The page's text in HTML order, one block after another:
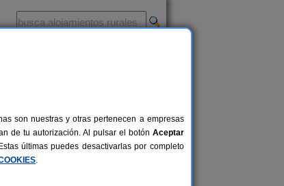
son nuestras y otras pertenecen a empresas
de tu autorización. Al pulsar el botón Aceptar
últimas puedes desactivarlas por completo
.